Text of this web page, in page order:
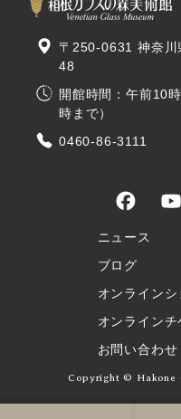
ニュース
ブログ
オンラインシ
オンラインチ
お問い合わせ
〒250-0631 神奈川
48
開館時間：午前10
時まで）
0460-86-3111
Copyright © Hakone